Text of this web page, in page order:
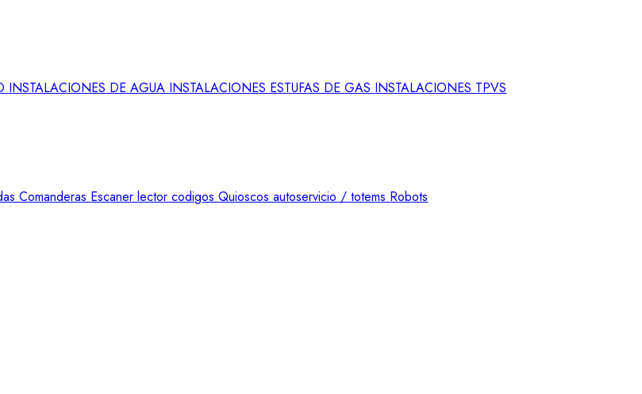
INSTALACIONES DE AGUA INSTALACIONES ESTUFAS DE GAS INSTALACIONES TPVS
Comanderas Escaner lector codigosQuioscos autoservicio / totems Robots